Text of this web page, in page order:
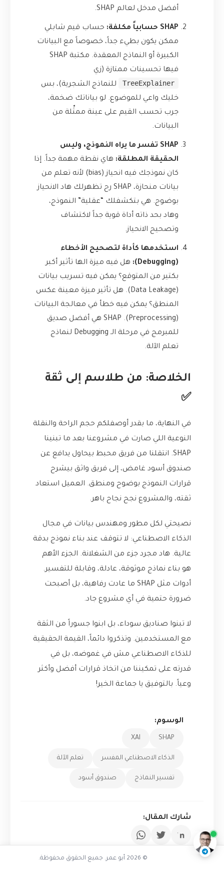
أفضل مدخل لعالم SHAP.
SHAP حسابياً مكلفة:
حساب قيم شابلي
ممكن يكون بطيء جداً، خصوصاً مع البيانات
الكبيرة أو النماذج المعقدة. مكتبة SHAP
فيها تحسينات ممتازة (زي
TreeExplainer
للنماذج الشجرية)، بس
خليك واعي للموضوع. لو بياناتك ضخمة،
جرب تحسب القيم على عينة ممثِّلة من
البيانات.
SHAP تفسر ما يراه النموذج، وليس
الحقيقة المطلقة: هاي نقطة مهمة جداً. إذا
كان نموذجك فيه انحياز (bias) لأنه تعلم من
بيانات منحازة، SHAP رح تظهرلك هاد الانحياز
بوضوح. هي بتكشفلك “عقلية” النموذج،
وهاد بحد ذاته أداة قوية جداً لاكتشاف
وتصحيح الانحياز.
استخدمها كأداة لتصحيح الأخطاء
(Debugging):
هل فيه ميزة الها تأثير أكبر
بكتير من المتوقع؟ يمكن فيه تسريب بيانات
(Data Leakage). هل تأثير ميزة معينة عكس
المنطق؟ يمكن فيه خطأ في معالجة البيانات
(Preprocessing). SHAP هي أفضل صديق
للمبرمج في مرحلة الـ Debugging لنماذج
تعلم الآلة.
الخلاصة: من طلاسم إلى ثقة
✅
في النهاية، ما بقدر أوصفلكم حجم الراحة والنقلة
النوعية اللي صارت في مشروعنا بعد ما تبنينا
SHAP. انتقلنا من فريق محبط بيحاول يدافع عن
صندوق أسود غامض، إلى فريق واثق بيشرح
قرارات النموذج بوضوح ومنطق. العميل استعاد
ثقته، والمشروع نجح نجاح باهر.
نصيحتي لكل مطور ومهندس بيانات في مجال
الذكاء الاصطناعي: لا تتوقف عند بناء نموذج بدقة
عالية. هاد مجرد جزء من الشغلانة. الجزء الأهم
هو بناء نماذج موثوقة، عادلة، وقابلة للتفسير.
أدوات مثل SHAP ما عادت رفاهية، بل أصبحت
ضرورة حتمية في أي مشروع جاد.
لا تبنوا صناديق سوداء، بل ابنوا جسوراً من الثقة
مع المستخدمين. وتذكروا دائماً، القيمة الحقيقية
للذكاء الاصطناعي مش في غموضه، بل في
قدرته على تمكيننا من اتخاذ قرارات أفضل وأكثر
وعياً. بالتوفيق يا جماعة الخير!
الوسوم:
SHAP
XAI
الذكاء الاصطناعي المفسر تعلم الآلة
تفسير النماذج صندوق أسود
شارك المقال:
كيف تحول SHAP النموذج إلى كتاب
ناقشنا على تليجرام @AbuOmarTech_bot
© 2026 أبو عمر. جميع الحقوق محفوظة.